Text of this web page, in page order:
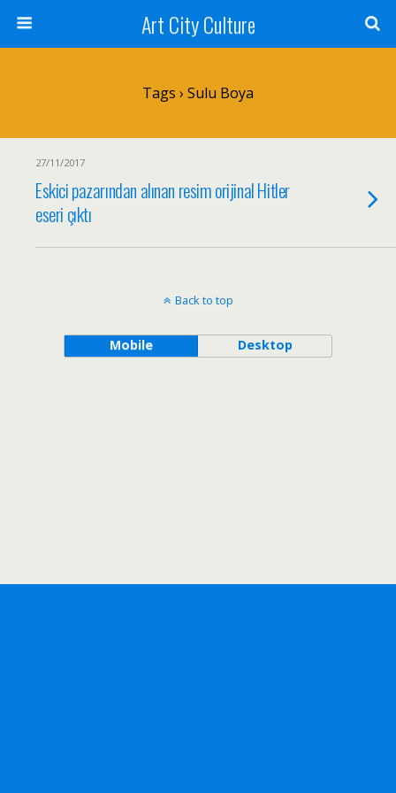
Art City Culture
Tags › Sulu Boya
27/11/2017
Eskici pazarından alınan resim orijinal Hitler
eseri çıktı
Back to top
Mobile Desktop